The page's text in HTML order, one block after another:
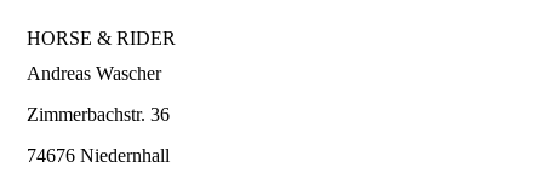
HORSE & RIDER
Andreas Wascher
Zimmerbachstr. 36
74676 Niedernhall